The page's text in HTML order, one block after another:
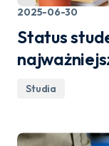
2025-06-30
Status
Studia